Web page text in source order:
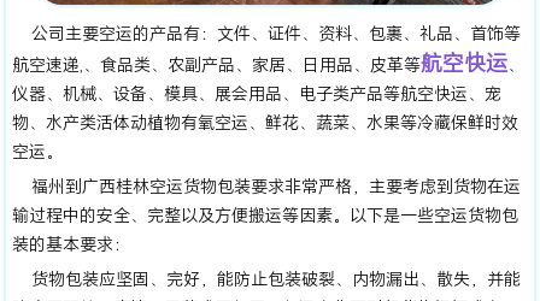
公司主要空运的产品有：文件、证件、资料、包裹、礼品、首饰等
航空速递,、食品类、农副产品、家居、日用品、皮革等航空快运、
仪器、机械、设备、模具、展会用品、电子类产品等航空快运、宠
物、水产类活体动植物有氧空运、鲜花、蔬菜、水果等冷藏保鲜时效
空运。
福州到广西桂林空运货物包装要求非常严格，主要考虑到货物在运
输过程中的安全、完整以及方便搬运等因素。以下是一些空运货物包
装的基本要求：
货物包装应坚固、完好，能防止包装破裂、内物漏出、散失，并能